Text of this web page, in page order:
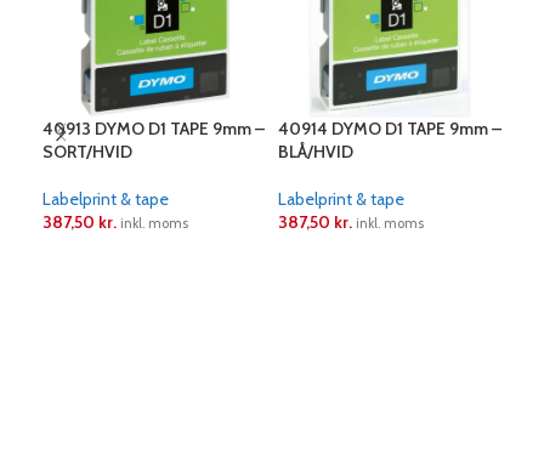
40913 DYMO D1 TAPE 9mm –
SORT/HVID
Labelprint & tape
387,50 kr. inkl. moms
40914 DYMO D1 TAPE 9mm –
BLÅ/HVID
Labelprint & tape
387,50 kr. inkl. moms